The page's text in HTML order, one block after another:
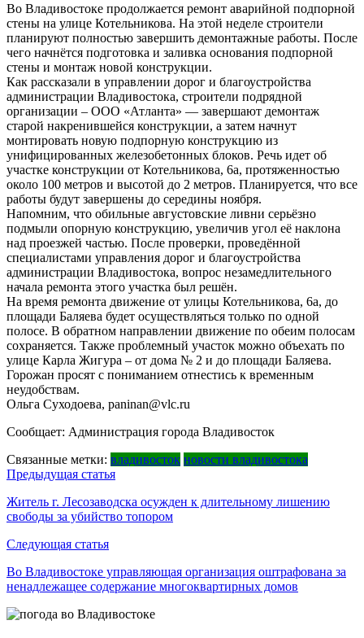
Во Владивостоке продолжается ремонт аварийной подпорной
стены на улице Котельникова. На этой неделе строители
планируют полностью завершить демонтажные работы. После
чего начнётся подготовка и заливка основания подпорной
стены и монтаж новой конструкции.
Как рассказали в управлении дорог и благоустройства
администрации Владивостока, строители подрядной
организации – ООО «Атланта» — завершают демонтаж
старой накренившейся конструкции, а затем начнут
монтировать новую подпорную конструкцию из
унифицированных железобетонных блоков. Речь идет об
участке конструкции от Котельникова, 6а, протяженностью
около 100 метров и высотой до 2 метров. Планируется, что все
работы будут завершены до середины ноября.
Напомним, что обильные августовские ливни серьёзно
подмыли опорную конструкцию, увеличив угол её наклона
над проезжей частью. После проверки, проведённой
специалистами управления дорог и благоустройства
администрации Владивостока, вопрос незамедлительного
начала ремонта этого участка был решён.
На время ремонта движение от улицы Котельникова, 6а, до
площади Баляева будет осуществляться только по одной
полосе. В обратном направлении движение по обеим полосам
сохраняется. Также проблемный участок можно объехать по
улице Карла Жигура – от дома № 2 и до площади Баляева.
Горожан просят с пониманием отнестись к временным
неудобствам.
Ольга Суходоева, paninan@vlc.ru
Сообщает: Администрация города Владивосток
Связанные метки: владивосток новости владивостока
Навигация
по
записям
Предыдущая статья
Житель г. Лесозаводска осужден к длительному лишению
свободы за убийство топором
Следующая статья
Во Владивостоке управляющая организация оштрафована за
ненадлежащее содержание многоквартирных домов